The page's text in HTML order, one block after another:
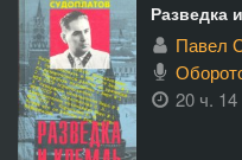
Разведка
Павел
20 ч.